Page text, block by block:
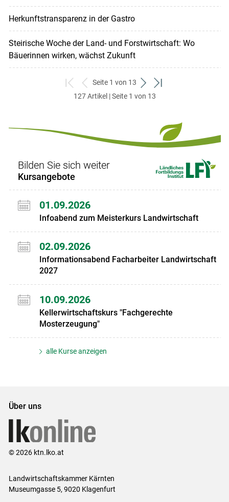
Herkunftstransparenz in der Gastro
Steirische Woche der Land- und Forstwirtschaft: Wo
Bäuerinnen wirken, wächst Zukunft
zum
ersten
zurück
zum
Seite 1 von 13
weiter
zum
zum
127 Artikel | Seite 1 von 13
Bilden Sie sich weiter
Kursangebote
01.09.2026
Infoabend zum Meisterkurs Landwirtschaft
02.09.2026
Informationsabend Facharbeiter Landwirtschaft
2027
10.09.2026
Kellerwirtschaftskurs "Fachgerechte
Mosterzeugung"
alle Kurse anzeigen
Über uns
© 2026 ktn.lko.at
Landwirtschaftskammer Kärnten
Museumgasse 5, 9020 Klagenfurt